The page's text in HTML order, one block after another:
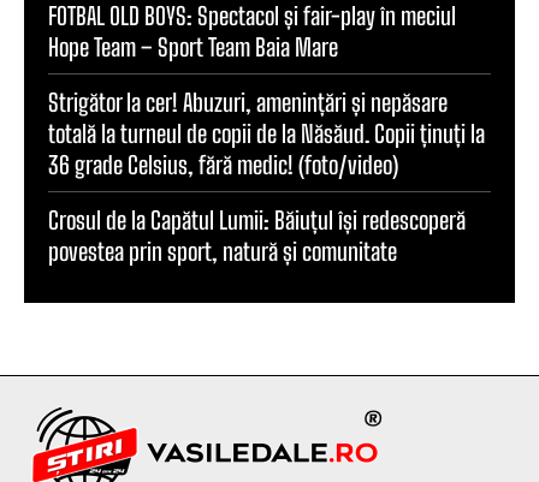
FOTBAL OLD BOYS: Spectacol și fair-play în meciul
Hope Team – Sport Team Baia Mare
Strigător la cer! Abuzuri, amenințări și nepăsare
totală la turneul de copii de la Năsăud. Copii ținuți la
36 grade Celsius, fără medic! (foto/video)
Crosul de la Capătul Lumii: Băiuțul își redescoperă
povestea prin sport, natură și comunitate